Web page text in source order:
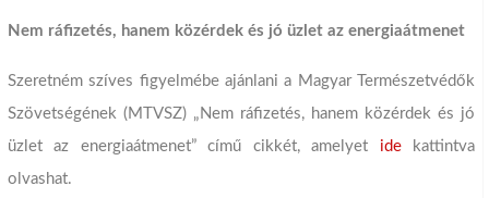
Nem ráfizetés, hanem közérdek és jó üzlet az energiaátmenet
Szeretném szíves figyelmébe ajánlani a Magyar Természetvédők
Szövetségének (MTVSZ) „Nem ráfizetés, hanem közérdek és jó
üzlet az energiaátmenet” című cikkét, amelyet idekattintva
olvashat.